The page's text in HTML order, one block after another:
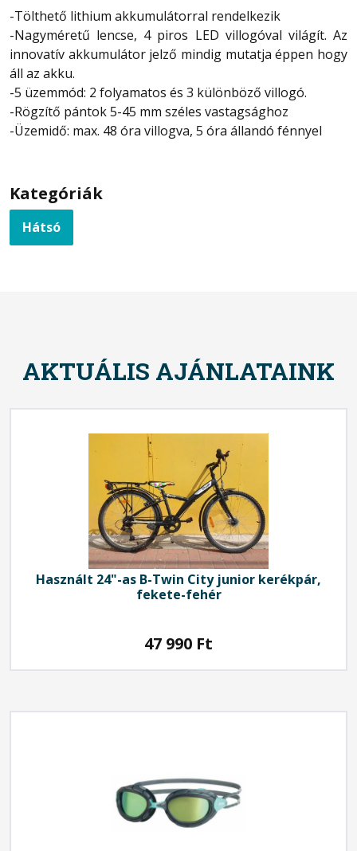
-Tölthető lithium akkumulátorral rendelkezik
-Nagyméretű lencse, 4 piros LED villogóval világít. Az
innovatív akkumulátor jelző mindig mutatja éppen hogy
áll az akku.
-5 üzemmód: 2 folyamatos és 3 különböző villogó.
-Rögzítő pántok 5-45 mm széles vastagsághoz
-Üzemidő: max. 48 óra villogva, 5 óra állandó fénnyel
Kategóriák
Hátsó
AKTUÁLIS AJÁNLATAINK
Használt 24"-as B-Twin City junior kerékpár,
fekete-fehér
47 990 Ft